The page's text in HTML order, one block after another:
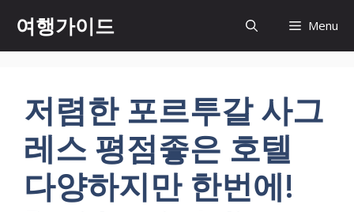
츠
여행가이드 Menu
저렴한 포르투갈 사그
레스 평점좋은 호텔
다양하지만 한번에!